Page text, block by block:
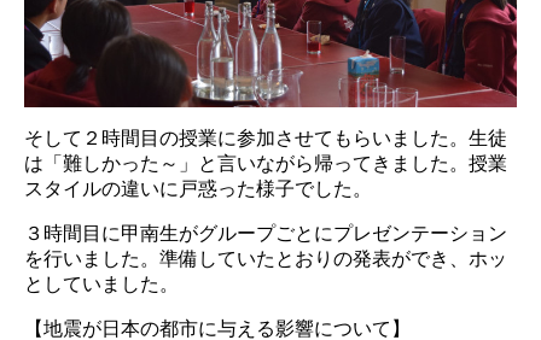
そして２時間目の授業に参加させてもらいました。生徒
は「難しかった～」と言いながら帰ってきました。授業
スタイルの違いに戸惑った様子でした。
３時間目に甲南生がグループごとにプレゼンテーション
を行いました。準備していたとおりの発表ができ、ホッ
としていました。
【地震が日本の都市に与える影響について】